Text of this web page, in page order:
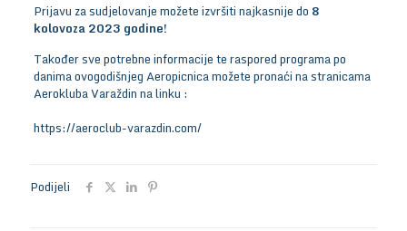
Prijavu za sudjelovanje možete izvršiti najkasnije do 8
kolovoza 2023 godine!
Također sve potrebne informacije te raspored programa po
danima ovogodišnjeg Aeropicnica možete pronaći na stranicama
Aerokluba Varaždin na linku :
https://aeroclub-varazdin.com/
Podijeli